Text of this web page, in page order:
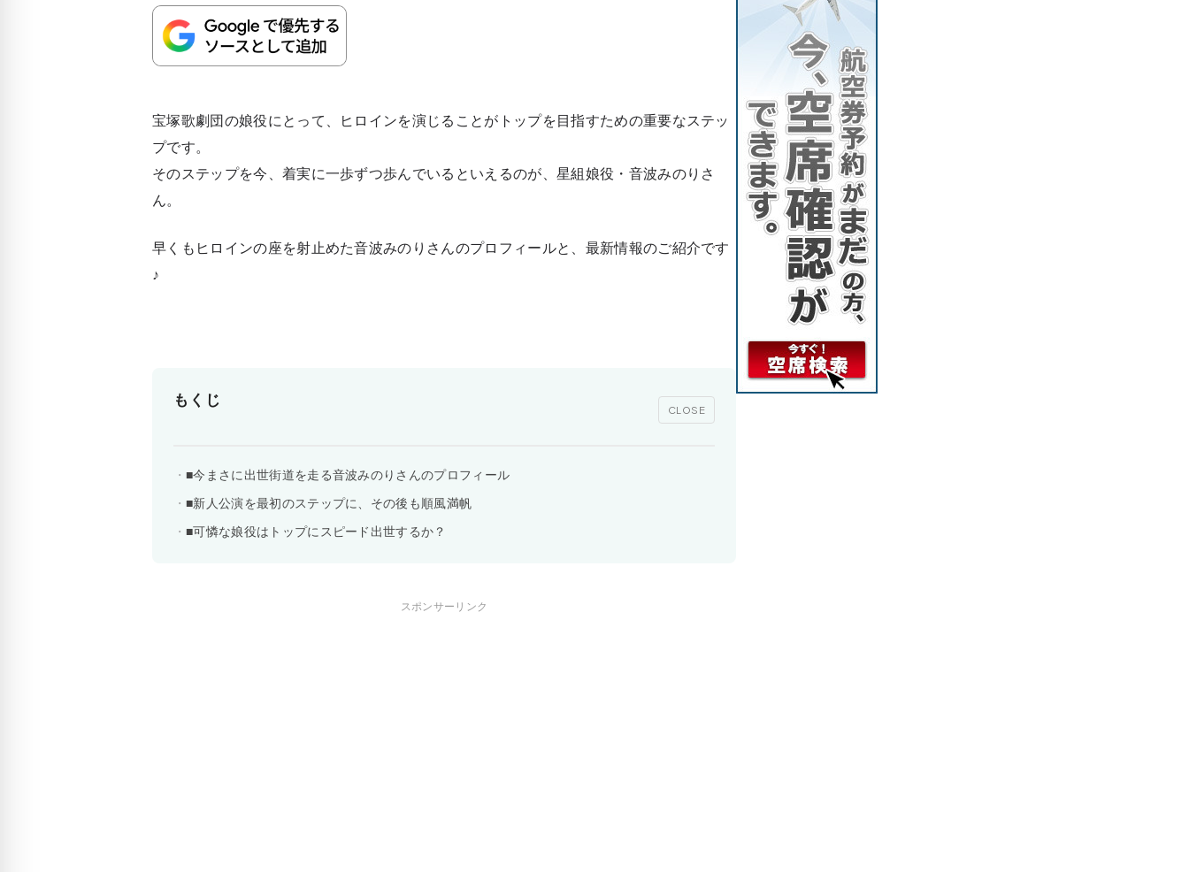
宝塚歌劇団の娘役にとって、ヒロインを演じることがトップを目指すための重要なステッ
プです。
そのステップを今、着実に一歩ずつ歩んでいるといえるのが、星組娘役・音波みのりさ
ん。
早くもヒロインの座を射止めた音波みのりさんのプロフィールと、最新情報のご紹介です
♪
もくじ
CLOSE
■今まさに出世街道を走る音波みのりさんのプロフィール
■新人公演を最初のステップに、その後も順風満帆
■可憐な娘役はトップにスピード出世するか？
スポンサーリンク